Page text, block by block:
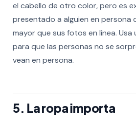
el cabello de otro color, pero es
presentado a alguien en persona
mayor que sus fotos en línea. Usa
para que las personas no se
vean en persona.
5. La ropa importa